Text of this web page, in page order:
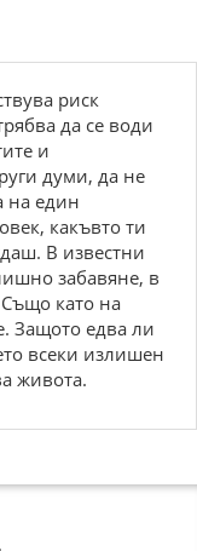
риск
да се води
и
думи, да не
на един
какъвто ти
В известни
забавяне, в
като на
Защото едва ли
всеки излишен
живота.